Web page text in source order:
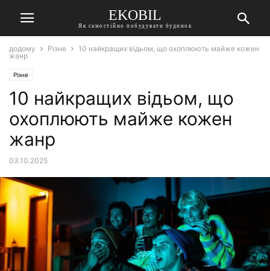
EKOBIL
Як самостійно побудувати будинок
додому Різне
10 найкращих відьом, що охоплюють майже кожен
жанр
Різне
10 найкращих відьом, що
охоплюють майже кожен
жанр
03.10.2025